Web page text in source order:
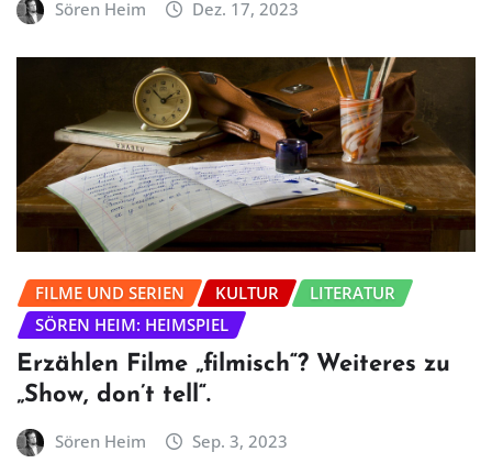
Sören Heim Dez. 17, 2023
FILME UND SERIEN KULTUR
LITERATUR
SÖREN HEIM: HEIMSPIEL
Erzählen Filme „filmisch“? Weiteres zu
„Show, don’t tell“.
Sören Heim Sep. 3, 2023